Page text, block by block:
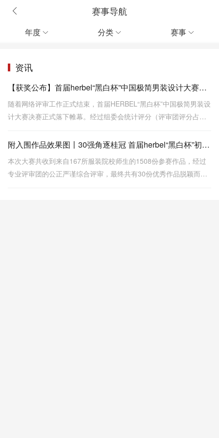
赛事导航
年度  分类  赛事 
资讯
【获奖公布】首届herbel“黑白杯”中国极简男装设计大赛决赛揭晓！《城·迹》摘得金奖！
随着网络评审工作正式结束，首届HERBEL“黑白杯”中国极简男装设
计大赛决赛正式落下帷幕。经过组委会统计评分（评审团评分占最
奖得主
附入围作品效果图丨30强角逐桂冠 首届herbel“黑白杯”初赛圆满结束
本次大赛共收到来自167所服装院校师生的1508份参赛作品，经过
专业评审团的公正严谨综合评审，最终共有30份优秀作品脱颖而